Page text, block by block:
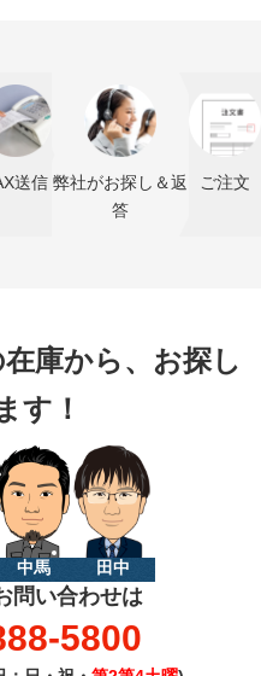
送信 弊社がお探し＆返
答
ご注文
庫から、お探し
す！
中馬 田中
問い合わせは
5800